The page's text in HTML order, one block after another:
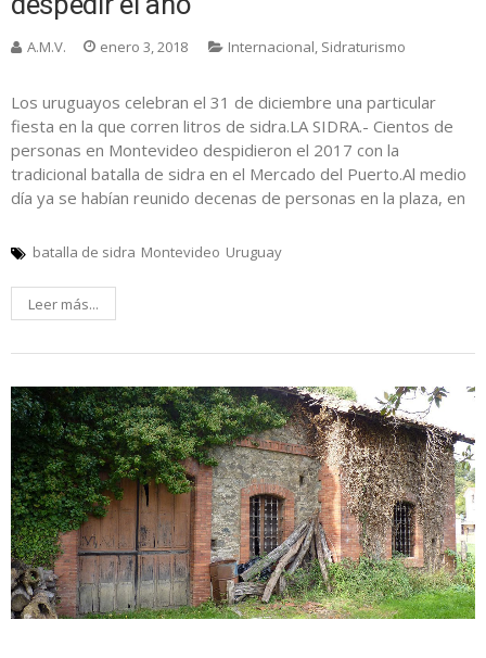
A.M.V. enero 3, 2018 Internacional, Sidraturismo
Los uruguayos celebran el 31 de diciembre una particular
fiesta en la que corren litros de sidra.LA SIDRA.- Cientos de
personas en Montevideo despidieron el 2017 con la
tradicional batalla de sidra en el Mercado del Puerto.Al medio
día ya se habían reunido decenas de personas en la plaza, en
batalla de sidra Montevideo Uruguay
Leer más...